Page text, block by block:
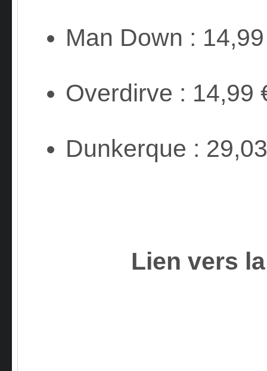
Man Down :
Overdirve : 14,99
Dunkerque :
Lien vers